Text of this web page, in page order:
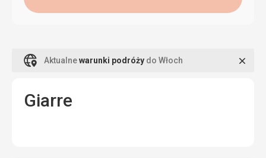
Aktualnewarunki podróży do Włoch
Giarre